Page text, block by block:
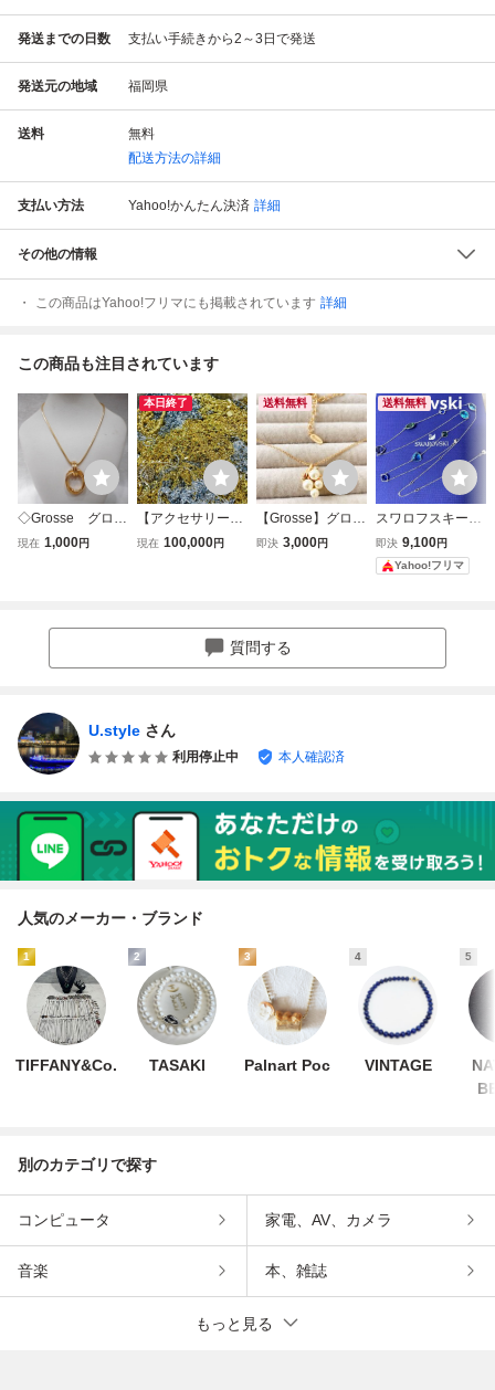
発送までの日数 支払い手続きから2～3日で発送
発送元の地域 福岡県
送料
無料
配送方法の詳細
支払い方法 Yahoo!かんたん決済 詳細
その他の情報
この商品はYahoo!フリマにも掲載されています 詳細
この商品も注目されています
◇Grosse グロッ
セ ネックレス ペ
現在 1,000円
本日終了
【アクセサリー大
量まとめ売り!】ゴ
スレット リング等
約20kg KY51864
現在 100,000円
送料無料
【Grosse】グロッ
セ ゴールドトー
即決 3,000円
送料無料
スワロフスキー
ネックレスマルチ
カラー ロング
シルバー 正規
即決 9,100円
Yahoo!フリマ
質問する
U.style さん
利用停止中 本人確認済
人気のメーカー・ブランド
1
TIFFANY&Co.
2
TASAKI
3
Palnart Poc
4
VINTAGE
5
別のカテゴリで探す
コンピュータ 家電、AV、カメラ
音楽 本、雑誌
もっと見る